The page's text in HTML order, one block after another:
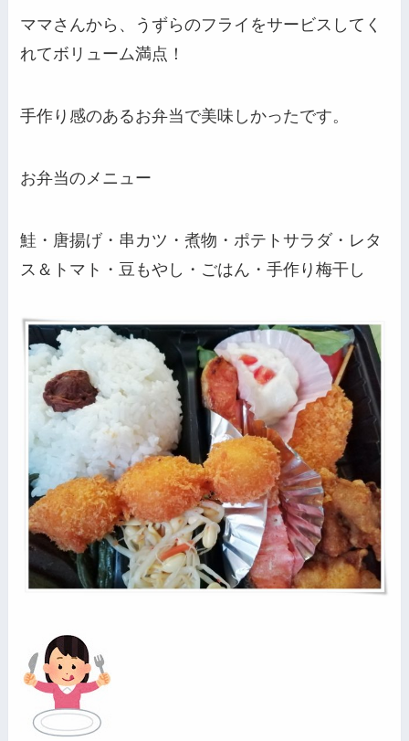
ママさんから、うずらのフライをサービスしてく
れてボリューム満点！
手作り感のあるお弁当で美味しかったです。
お弁当のメニュー
鮭・唐揚げ・串カツ・煮物・ポテトサラダ・レタ
ス＆トマト・豆もやし・ごはん・手作り梅干し